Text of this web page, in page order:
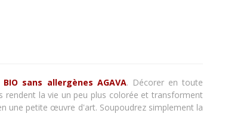
BIO sans allergènes AGAVA. Décorer en toute
rendent la vie un peu plus colorée et transforment
une petite œuvre d'art. Soupoudrez simplement la